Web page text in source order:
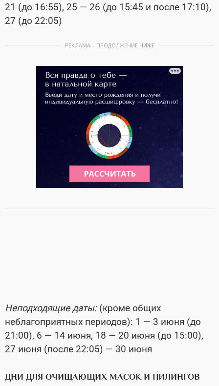
21 (до 16:55), 25 — 26 (до 15:45 и после 17:10),
27 (до 22:05)
РЕКЛАМА – ПРОДОЛЖЕНИЕ НИЖЕ
Неподходящие даты:(кроме общих
неблагоприятных периодов): 1 — 3 июня (до
21:00), 6 — 14 июня, 18 — 20 июня (до 15:00),
27 июня (после 22:05) — 30 июня
ДНИ ДЛЯ ОЧИЩАЮЩИХ МАСОК И ПИЛИНГОВ